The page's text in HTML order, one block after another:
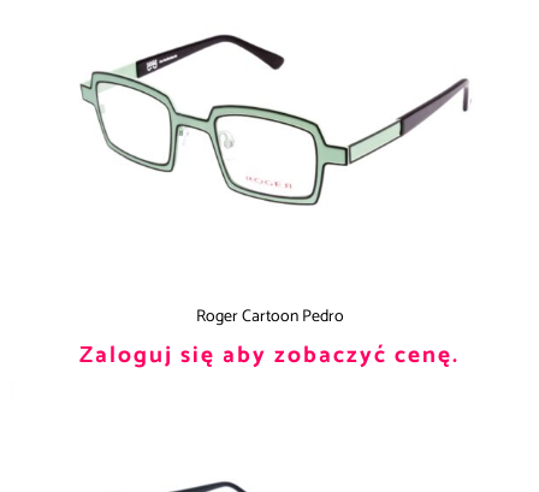
Roger Cartoon Pedro
Zaloguj się aby zobaczyć cenę.